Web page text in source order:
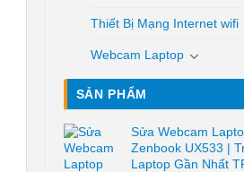
Thiết Bị Mạng Internet wifi
Webcam Laptop
SẢN PHẨM
Sửa Webcam
Zenbook UX533 |
Laptop Gần Nhất